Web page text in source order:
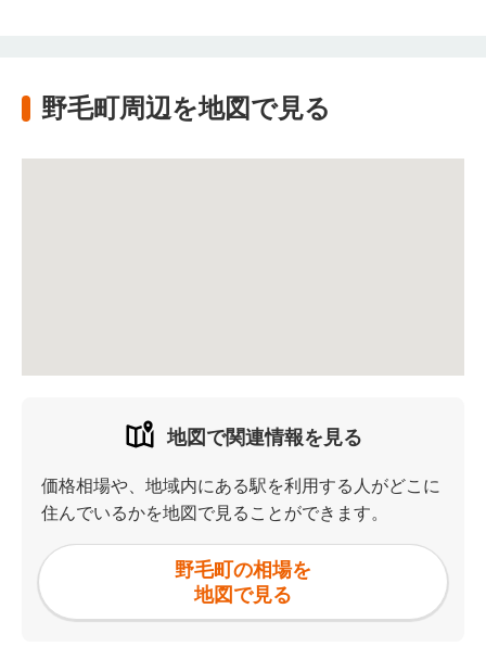
野毛町周辺を地図で見る
地図で関連情報を見る
価格相場や、地域内にある駅を利用する人がどこに
住んでいるかを地図で見ることができます。
野毛町の相場を
地図で見る